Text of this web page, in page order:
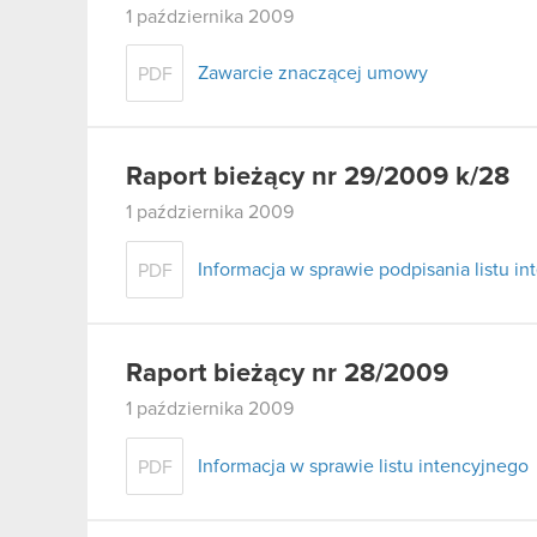
1 października 2009
PDF Zawarcie znaczącej umowy
Raport bieżący nr 29/2009 k/28
1 października 2009
PDF Informacja w sprawie podpisania listu
Raport bieżący nr 28/2009
1 października 2009
PDF Informacja w sprawie listu intencyjnego